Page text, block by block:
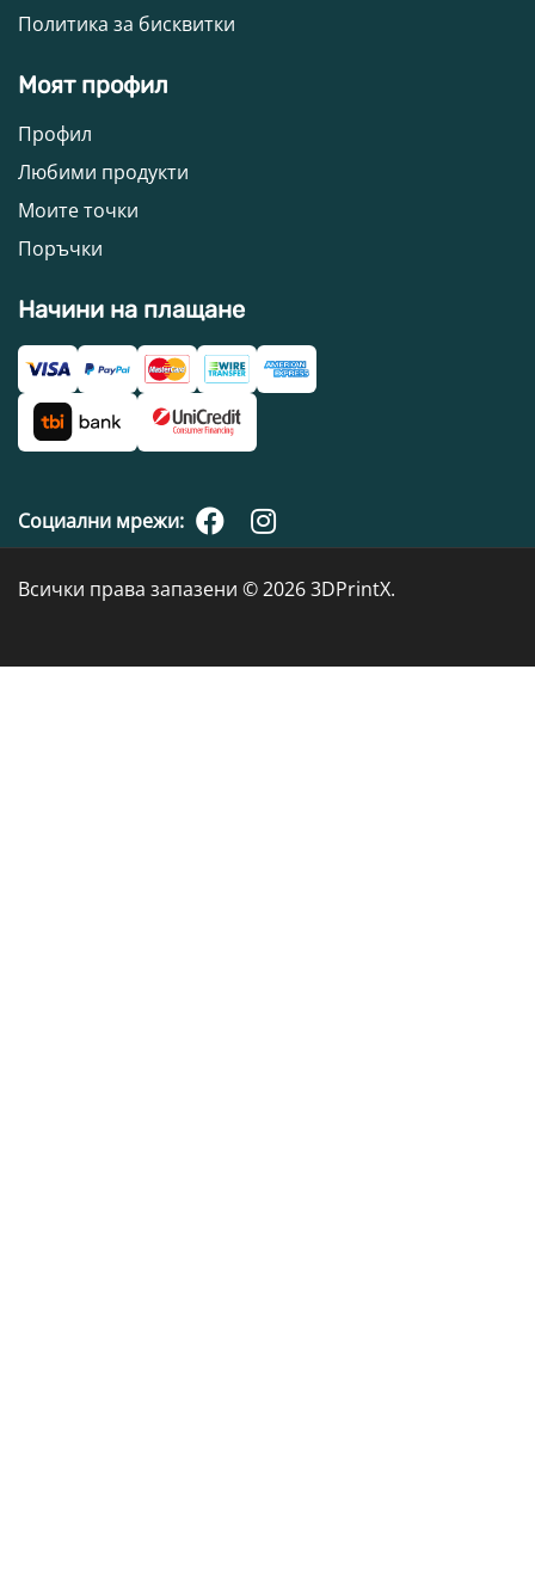
Политика за бисквитки
Моят профил
Профил
Любими продукти
Моите точки
Поръчки
Начини на плащане
Социални мрежи:
Всички права запазени © 2026 3DPrintX.